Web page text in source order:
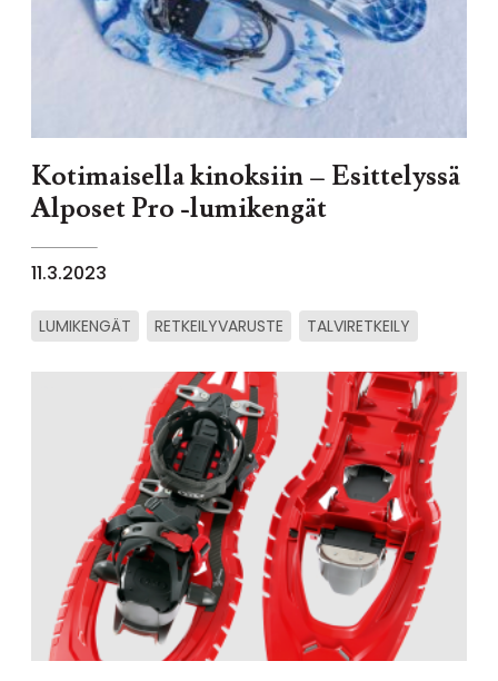
Kotimaisella kinoksiin – Esittelyssä
Alposet Pro -lumikengät
11.3.2023
LUMIKENGÄT RETKEILYVARUSTE TALVIRETKEILY